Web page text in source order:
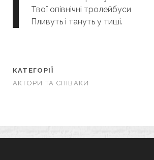
Твої опівнічні тролейбуси
Пливуть і тануть у тиші.
КАТЕГОРІЇ
АКТОРИ ТА СПІВАКИ